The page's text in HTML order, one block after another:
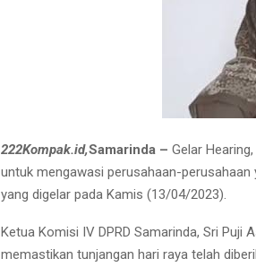
222Kompak.id,Samarinda – Gelar
untuk mengawasi perusahaan-
yang digelar pada Kamis (13/04/2023).
Ketua Komisi IV DPRD Samarinda, Sri Puji
memastikan tunjangan hari raya telah